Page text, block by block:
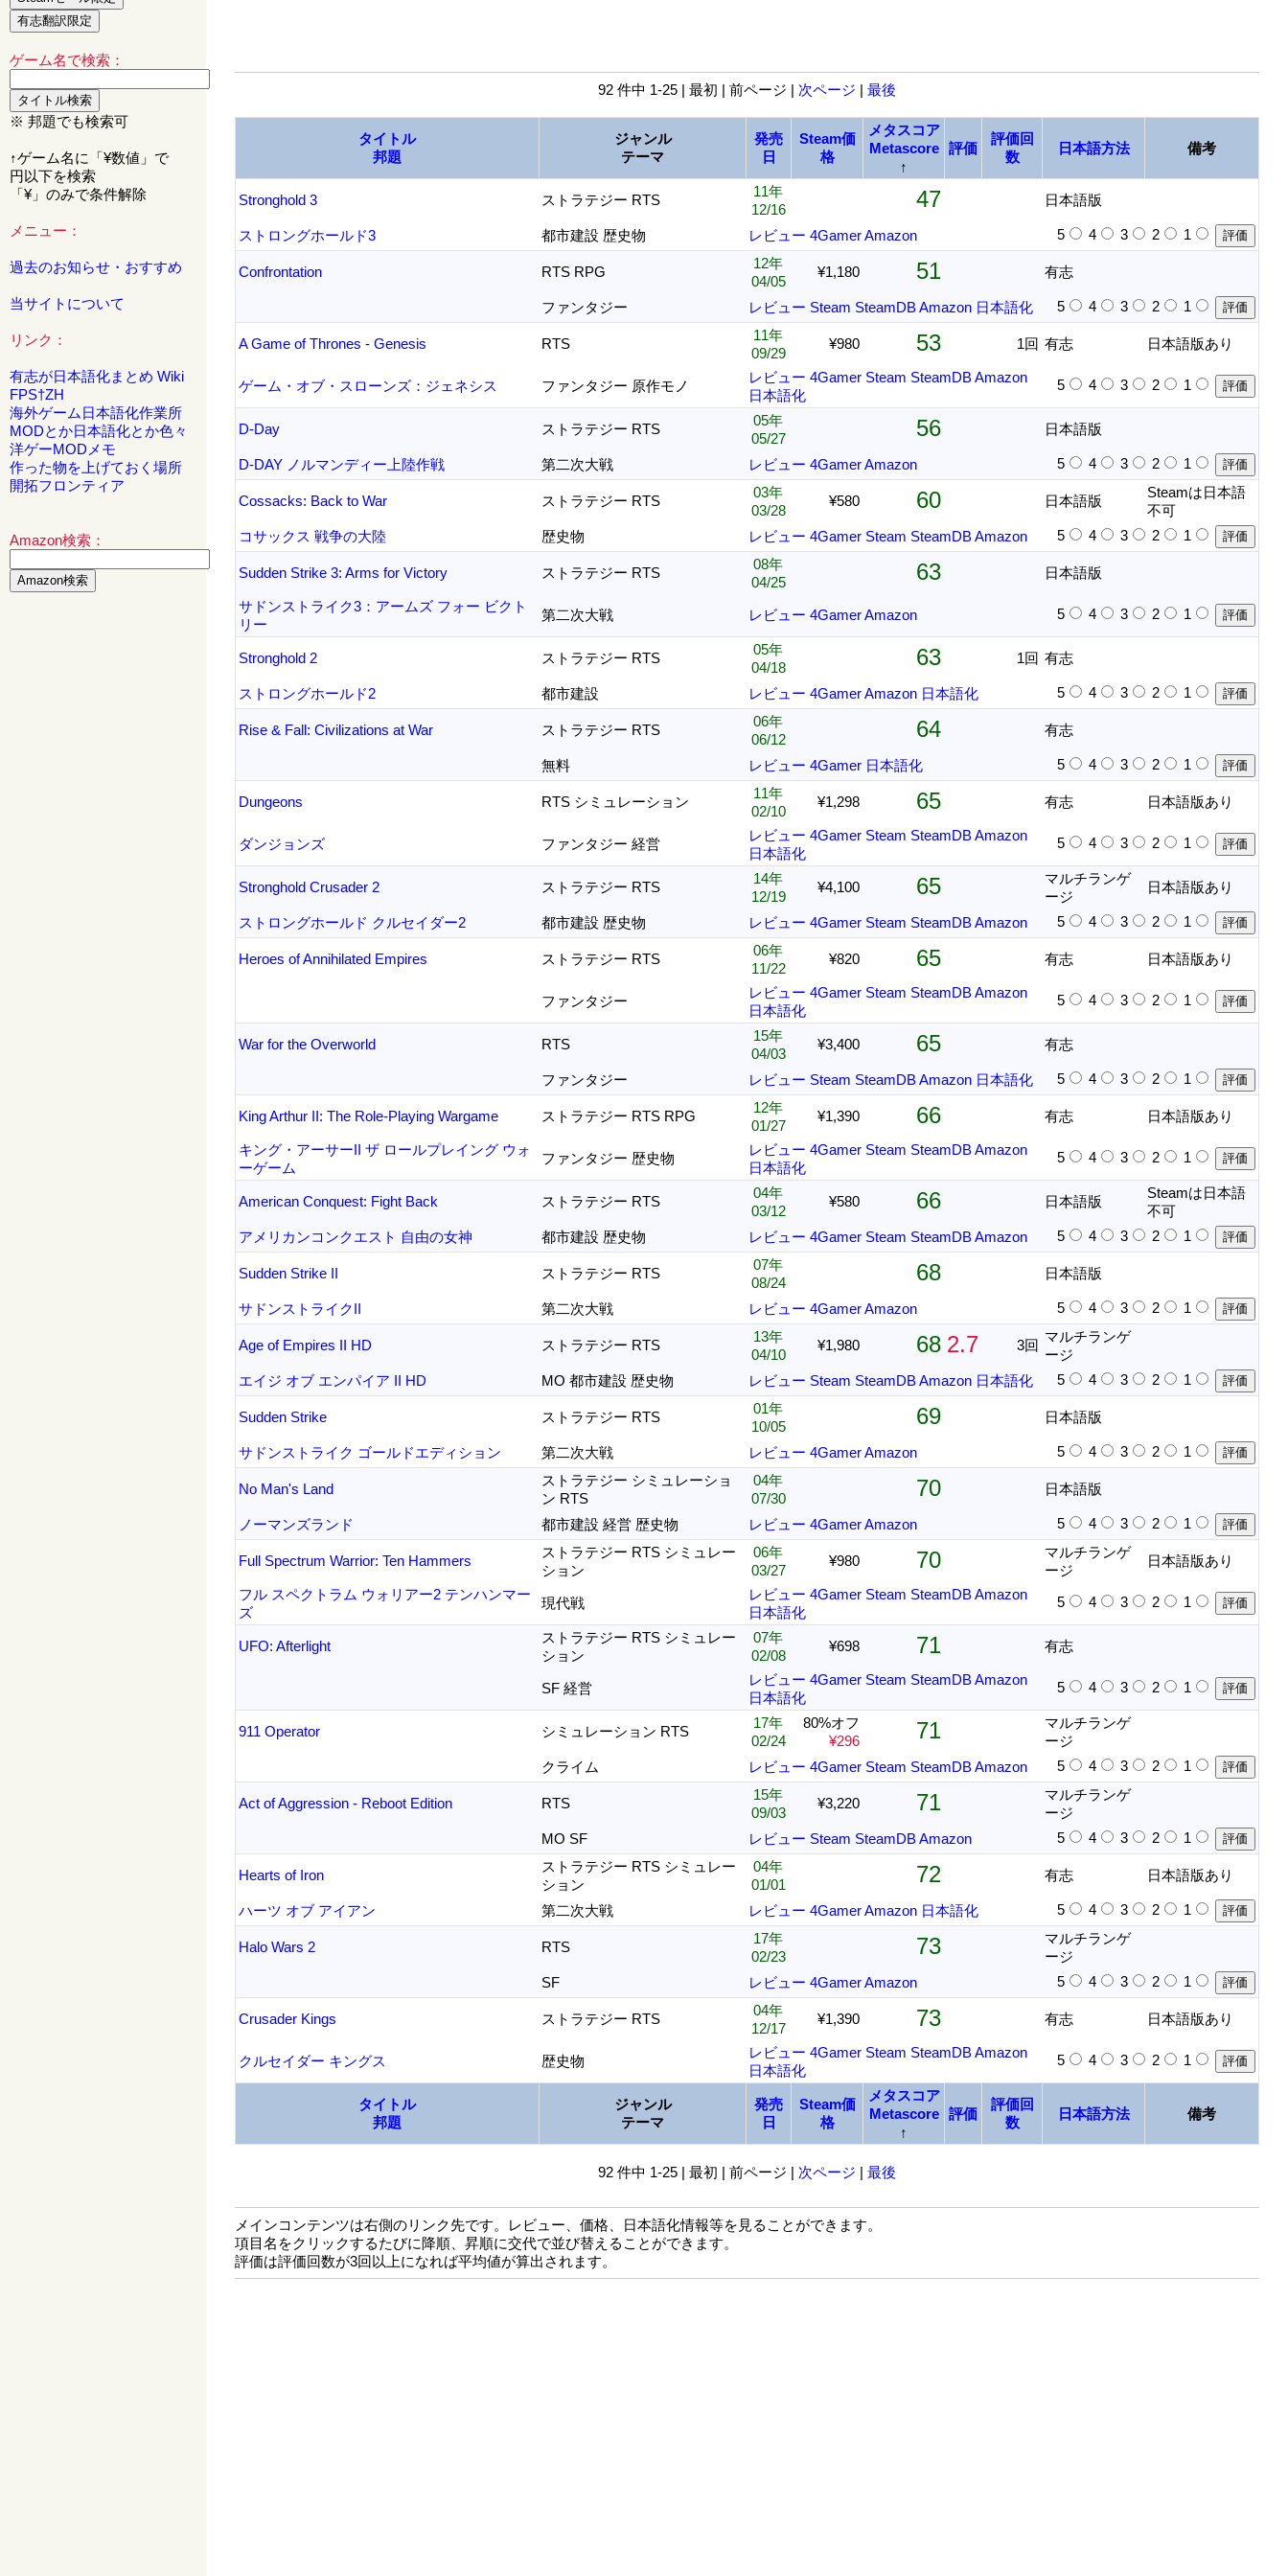
ゲーム名で検索：
※ 邦題でも検索可
↑ゲーム名に「¥数値」で
円以下を検索
「¥」のみで条件解除
メニュー：
過去のお知らせ・おすすめ
当サイトについて
リンク：
有志が日本語化まとめ Wiki
FPS†ZH
海外ゲーム日本語化作業所
MODとか日本語化とか色々
洋ゲーMODメモ
作った物を上げておく場所
開拓フロンティア
Amazon検索：
92 件中 1-25 | 最初 | 前ページ | 次ページ | 最後
タイトル
邦題
ジャンル
テーマ
発売
日
Steam価
格
メタスコア
Metascore
↑
評価
評価回
数
日本語方法 備考
Stronghold 3 ストラテジー RTS
11年
12/16
47 日本語版
ストロングホールド3 都市建設 歴史物 レビュー 4GamerAmazon 5 4 3 2 1
Confrontation RTS RPG
12年
04/05
¥1,180 51 有志
ファンタジー レビュー Steam SteamDBAmazon 日本語化 5 4 3 2 1
A Game of Thrones - Genesis RTS
11年
09/29
¥980 53 1回 有志 日本語版あり
ゲーム・オブ・スローンズ：ジェネシス ファンタジー 原作モノ
レビュー 4Gamer Steam SteamDBAmazon
日本語化
5 4 3 2 1
D-Day ストラテジー RTS
05年
05/27
56 日本語版
D-DAY ノルマンディー上陸作戦 第二次大戦 レビュー 4GamerAmazon 5 4 3 2 1
Cossacks: Back to War ストラテジー RTS
03年
03/28
¥580 60 日本語版
Steamは日本語
不可
コサックス 戦争の大陸
歴史物 レビュー 4Gamer Steam SteamDBAmazon 5 4 3 2 1
Sudden Strike 3: Arms for Victory ストラテジー RTS
08年
04/25
63 日本語版
サドンストライク3：アームズ フォー ビクト
リー
第二次大戦 レビュー 4GamerAmazon 5 4 3 2 1
Stronghold 2 ストラテジー RTS
05年
04/18
63 1回 有志
ストロングホールド2 都市建設 レビュー 4GamerAmazon 日本語化 5 4 3 2 1
Rise & Fall: Civilizations at War ストラテジー RTS
06年
06/12
64 有志
無料 レビュー 4Gamer 日本語化 5 4 3 2 1
Dungeons RTS シミュレーション
11年
02/10
¥1,298 65 有志 日本語版あり
ダンジョンズ ファンタジー 経営
レビュー 4Gamer Steam SteamDBAmazon
日本語化
5 4 3 2 1
Stronghold Crusader 2 ストラテジー RTS
14年
12/19
¥4,100 65
マルチランゲ
ージ
日本語版あり
ストロングホールド クルセイダー2 都市建設 歴史物 レビュー 4Gamer Steam SteamDBAmazon 5 4 3 2 1
Heroes of Annihilated Empires ストラテジー RTS
06年
11/22
¥820 65 有志 日本語版あり
ファンタジー
レビュー 4Gamer Steam SteamDBAmazon
日本語化
5 4 3 2 1
War for the Overworld RTS
15年
04/03
¥3,400 65 有志
ファンタジー レビュー Steam SteamDBAmazon 日本語化 5 4 3 2 1
King Arthur II: The Role-Playing Wargame ストラテジー RTS RPG
12年
01/27
¥1,390 66 有志 日本語版あり
キング・アーサーII ザ ロールプレイング ウォ
ーゲーム
ファンタジー 歴史物
レビュー 4Gamer Steam SteamDBAmazon
日本語化
5 4 3 2 1
American Conquest: Fight Back ストラテジー RTS
04年
03/12
¥580 66 日本語版
Steamは日本語
不可
アメリカンコンクエスト 自由の女神
都市建設 歴史物 レビュー 4Gamer Steam SteamDBAmazon 5 4 3 2 1
Sudden Strike II ストラテジー RTS
07年
08/24
68 日本語版
サドンストライクII 第二次大戦 レビュー 4GamerAmazon 5 4 3 2 1
Age of Empires II HD ストラテジー RTS
13年
04/10
¥1,980 68 2.7 3回
マルチランゲ
ージ
エイジ オブ エンパイア II HD
MO 都市建設 歴史物 レビュー Steam SteamDBAmazon 日本語化 5 4 3 2 1
Sudden Strike ストラテジー RTS
01年
10/05
69 日本語版
サドンストライク ゴールドエディション 第二次大戦 レビュー 4GamerAmazon 5 4 3 2 1
No Man's Land
ストラテジー シミュレーショ
ン RTS
04年
07/30
70 日本語版
ノーマンズランド 都市建設 経営 歴史物 レビュー 4GamerAmazon 5 4 3 2 1
Full Spectrum Warrior: Ten Hammers
ストラテジー RTS シミュレー
ション
06年
03/27
¥980 70
マルチランゲ
ージ
日本語版あり
フル スペクトラム ウォリアー2 テンハンマー
ズ
現代戦
レビュー 4Gamer Steam SteamDBAmazon
日本語化
5 4 3 2 1
UFO: Afterlight
ストラテジー RTS シミュレー
ション
07年
02/08
¥698 71 有志
SF 経営
レビュー 4Gamer Steam SteamDBAmazon
日本語化
5 4 3 2 1
911 Operator シミュレーション RTS
17年
02/24
80%オフ
¥296
71
マルチランゲ
ージ
クライム
レビュー 4Gamer Steam SteamDBAmazon 5 4 3 2 1
Act of Aggression - Reboot Edition RTS
15年
09/03
¥3,220 71
マルチランゲ
ージ
MO SF
レビュー Steam SteamDBAmazon 5 4 3 2 1
Hearts of Iron
ストラテジー RTS シミュレー
ション
04年
01/01
72 有志 日本語版あり
ハーツ オブ アイアン 第二次大戦 レビュー 4GamerAmazon 日本語化 5 4 3 2 1
Halo Wars 2 RTS
17年
02/23
73
マルチランゲ
ージ
SF
レビュー 4GamerAmazon 5 4 3 2 1
Crusader Kings ストラテジー RTS
04年
12/17
¥1,390 73 有志 日本語版あり
クルセイダー キングス 歴史物
レビュー 4Gamer Steam SteamDBAmazon
日本語化
5 4 3 2 1
タイトル
邦題
ジャンル
テーマ
発売
日
Steam価
格
メタスコア
Metascore
↑
評価
評価回
数
日本語方法 備考
92 件中 1-25 | 最初 | 前ページ | 次ページ | 最後
メインコンテンツは右側のリンク先です。レビュー、価格、日本語化情報等を見ることができます。
項目名をクリックするたびに降順、昇順に交代で並び替えることができます。
評価は評価回数が3回以上になれば平均値が算出されます。